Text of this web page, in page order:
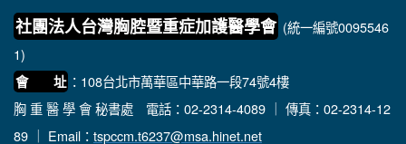
社團法人台灣胸腔暨重症加護醫學會 (統一編號0095546
1)
會 址 ：108台北市萬華區中華路一段74號4樓
胸 重 醫 學 會 秘書處 電話：02-2314-4089 ｜ 傳真：02-2314-12
89 ｜ Email： tspccm.t6237@msa.hinet.net